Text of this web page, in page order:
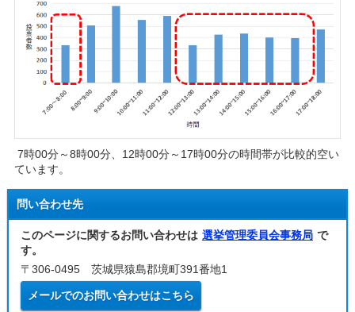
7時00分～8時00分、12時00分～17時00分の時間帯が比較的空い
ています。
問い合わせ先
このページに関するお問い合わせは 選挙管理委員会事務局 で
す。
〒306-0495 茨城県猿島郡境町391番地1
メールでのお問い合わせはこちら